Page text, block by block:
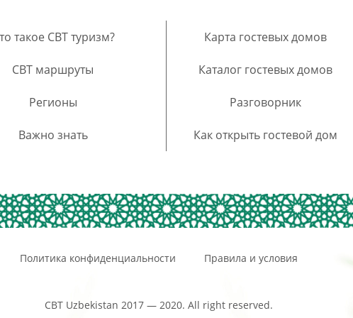
такое CBT туризм?
CBT маршруты
Регионы
Важно знать
Карта гостевых домов
Каталог гостевых домов
Разговорник
Как открыть гостевой дом
Политика конфиденциальности Правила и условия
CBT Uzbekistan 2017 — 2020. All right reserved.